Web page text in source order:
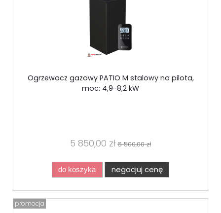
Ogrzewacz gazowy PATIO M stalowy na pilota,
moc: 4,9-8,2 kW
5 850,00 zł 6 500,00 zł
do koszyka negocjuj cenę
promocja